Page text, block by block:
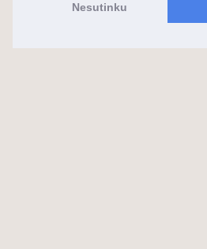
Nesutinku